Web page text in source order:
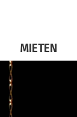
MIETEN